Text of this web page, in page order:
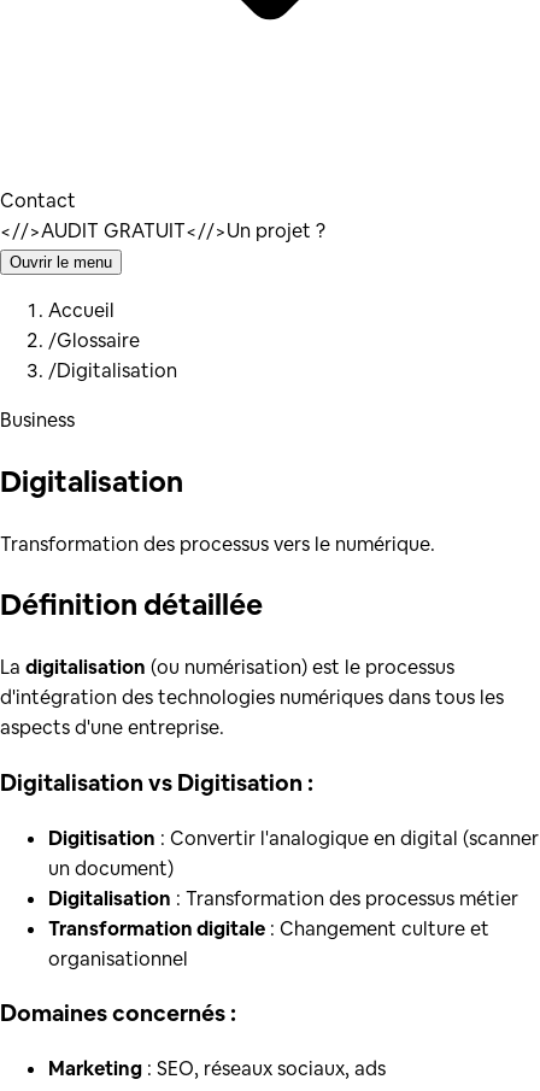
Contact
<//>AUDIT GRATUIT<//>Un projet ?
Ouvrir le menu
Accueil
/Glossaire
/Digitalisation
Business
Digitalisation
Transformation des processus vers le numérique.
Définition détaillée
La digitalisation (ou numérisation) est le processus
d'intégration des technologies numériques dans tous les
aspects d'une entreprise.
Digitalisation vs Digitisation :
Digitisation : Convertir l'analogique en digital (scanner
un document)
Digitalisation : Transformation des processus métier
Transformation digitale : Changement culture et
organisationnel
Domaines concernés :
Marketing : SEO, réseaux sociaux, ads